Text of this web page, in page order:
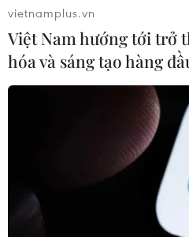
vietnamplus.vn
Việt Nam hướng tới trở
hóa và sáng tạo hàng